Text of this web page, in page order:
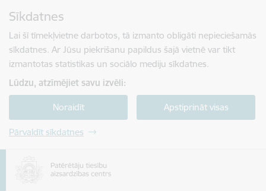
Sīkdatnes
Lai šī tīmekļvietne darbotos, tā izmanto obligāti nepieciešamās
sīkdatnes. Ar Jūsu piekrišanu papildus šajā vietnē var tikt
izmantotas statistikas un sociālo mediju sīkdatnes.
Lūdzu, atzīmējiet savu izvēli:
Noraidīt Apstiprināt visas
Pārvaldīt sīkdatnes